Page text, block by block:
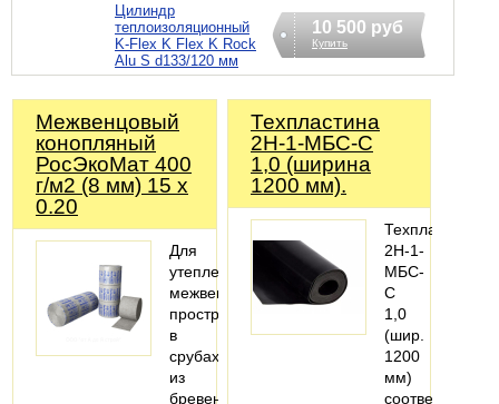
Цилиндр
теплоизоляционный
K-Flex K Flex K Rock
Alu S d133/120 мм
10 500 руб
Купить
Межвенцовый
конопляный
РосЭкоМат 400
г/м2 (8 мм) 15 х
0.20
Для
утепления
межвенцового
пространства
в
срубах
из
бревен,
Техпластина
2Н-1-МБС-С
1,0 (ширина
1200 мм).
Техпластина
2Н-1-
МБС-
С
1,0
(шир.
1200
мм)
соответствует